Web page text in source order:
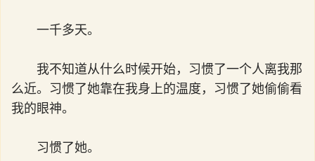
一千多天。
我不知道从什么时候开始，习惯了一个人离我那
么近。习惯了她靠在我身上的温度，习惯了她偷偷看
我的眼神。
习惯了她。